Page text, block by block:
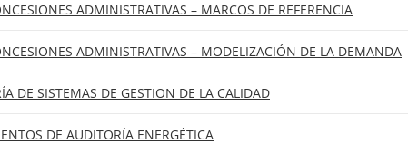
ADMINISTRATIVAS – MARCOS DE REFERENCIA
ADMINISTRATIVAS – MODELIZACIÓN DE LA DEMANDA
DE SISTEMAS DE GESTION DE LA CALIDAD
DE AUDITORÍA ENERGÉTICA